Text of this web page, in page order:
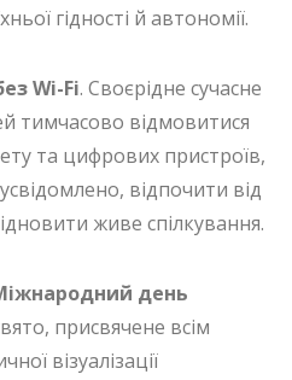
гідності й автономії.
Wi-Fi. Своєрідне сучасне
тимчасово відмовитися
та цифрових пристроїв,
відпочити від
живе спілкування.
день
присвячене всім
візуалізації